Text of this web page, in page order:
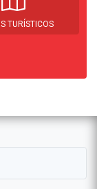
TURÍSTICOS